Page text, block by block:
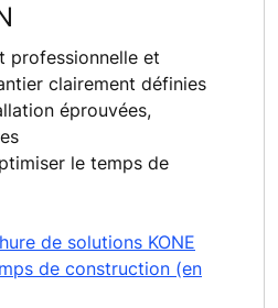
professionnelle et
clairement définies
éprouvées,
le temps de
de solutions KONE
de construction (en